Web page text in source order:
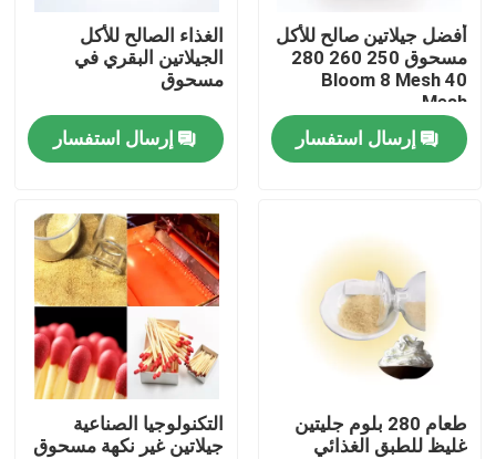
جولة في المصنع
مراقبة الجودة
اتصل بنا
اطلب اقتباس
مسحوق الجيلاتين الغذاء الصف
مسحوق الجيلاتين الصالحة للأكل
أفضل جيلاتين صالح للأكل
مسحوق 250 260 280
Bloom 8 Mesh 40
Mesh
إرسال استفسار
الغذاء الصالح للأكل
الجيلاتين البقري في
مسحوق
إرسال استفسار
طعام 280 بلوم جليتين
غليظ للطبق الغذائي
التكنولوجيا الصناعية
جيلاتين غير نكهة مسحوق